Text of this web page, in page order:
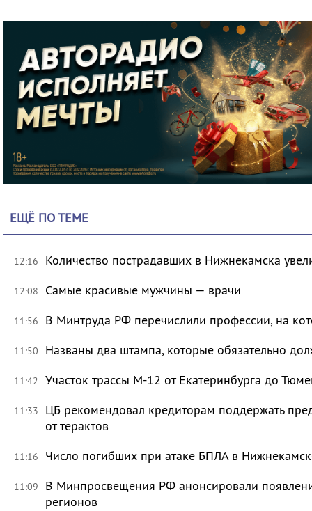
ЕЩЁ ПО ТЕМЕ
12:16 Количество пострадавших в Нижнекамска
12:08 Самые красивые мужчины — врачи
11:56 В Минтруда РФ перечислили профессии, на
11:50 Названы два штампа, которые обязательно
11:42 Участок трассы М-12 от Екатеринбурга до
11:33
ЦБ рекомендовал кредиторам поддержать
от терактов
11:16 Число погибших при атаке БПЛА в
11:09
В Минпросвещения РФ анонсировали
регионов